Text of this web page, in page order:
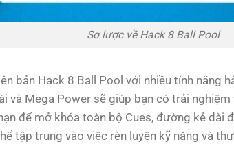
Sơ lược về Hack 8 Ball Pool
bản Hack 8 Ball Pool với nhiều tính năng
và Mega Power sẽ giúp bạn có trải
để mở khóa toàn bộ Cues, đường kẻ dài
tập trung vào việc rèn luyện kỹ năng và